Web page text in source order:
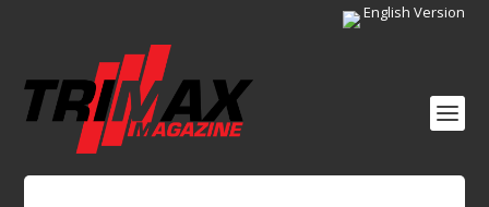
English Version